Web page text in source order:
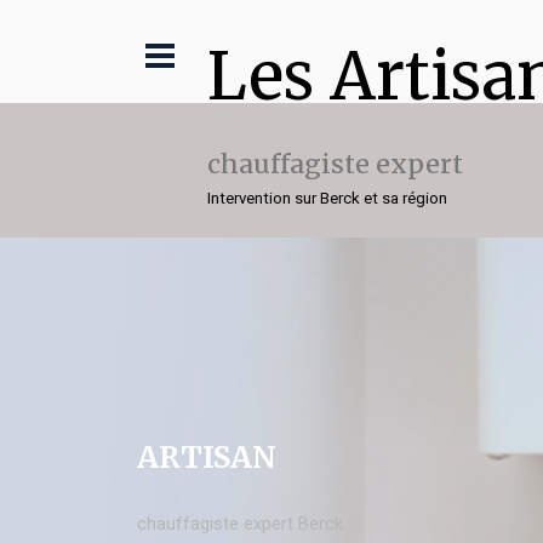
Les
chauffagiste expert
Intervention sur Berck et sa région
ARTISAN
chauffagiste expert Berck